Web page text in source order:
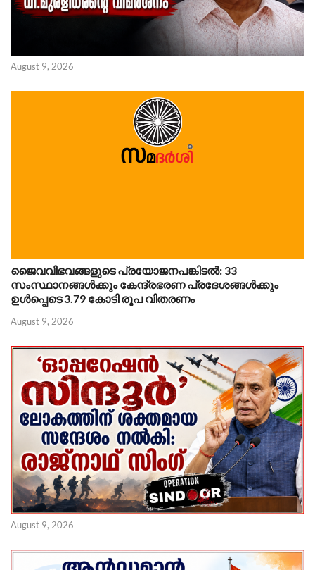
August 9, 2026
ജൈവവിഭവങ്ങളുടെ പ്രയോജനപങ്കിടൽ: 33
സംസ്ഥാനങ്ങൾക്കും കേന്ദ്രഭരണ പ്രദേശങ്ങൾക്കും
ഉൾപ്പെടെ 3.79 കോടി രൂപ വിതരണം
August 9, 2026
August 9, 2026